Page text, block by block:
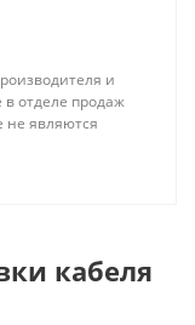
и
отделе продаж
не являются
кабеля